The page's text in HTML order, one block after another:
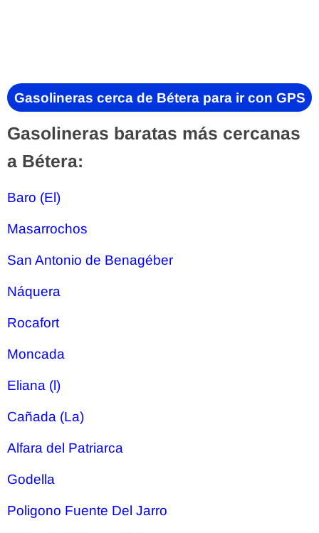
Gasolineras cerca de Bétera para ir con GPS
Gasolineras baratas más cercanas
a Bétera:
Baro (El)
Masarrochos
San Antonio de Benagéber
Náquera
Rocafort
Moncada
Eliana (l)
Cañada (La)
Alfara del Patriarca
Godella
Poligono Fuente Del Jarro